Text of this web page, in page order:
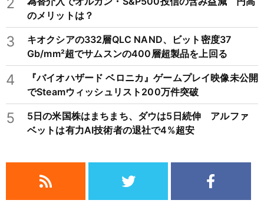
のメリットは？
3
キオクシアの332層QLC NAND、ビット密度37
Gb/mm²超でサムスンの400層超製品を上回る
4
『バイオハザード ベロニカ』ゲームプレイ映像未公開
でSteamウィッシュリスト200万件突破
5
5日の米国株はまちまち、ダウは5日続伸 アルファ
ベットは有力AI技術者の退社で4%超安